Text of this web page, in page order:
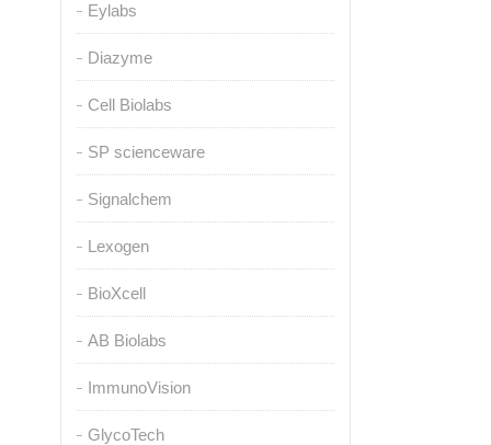
Eylabs
Diazyme
Cell Biolabs
SP scienceware
Signalchem
Lexogen
BioXcell
AB Biolabs
ImmunoVision
GlycoTech